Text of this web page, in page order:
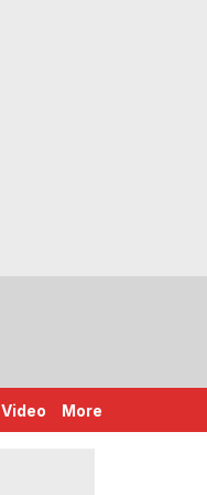
Video More